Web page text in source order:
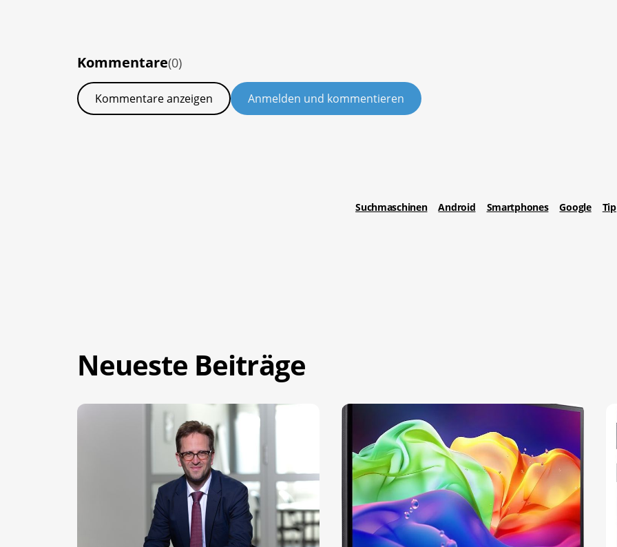
Kommentare(0)
Kommentare anzeigen Anmelden und kommentieren
Suchmaschinen Android Smartphones Google
Neueste Beiträge